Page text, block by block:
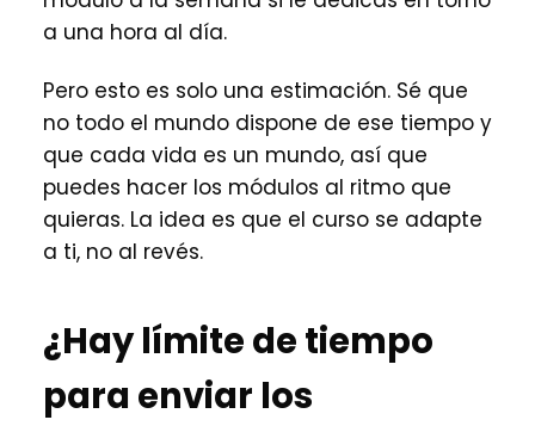
a una hora al día.
Pero esto es solo una estimación. Sé que
no todo el mundo dispone de ese tiempo y
que cada vida es un mundo, así que
puedes hacer los módulos al ritmo que
quieras. La idea es que el curso se adapte
a ti, no al revés.
¿Hay límite de tiempo
para enviar los